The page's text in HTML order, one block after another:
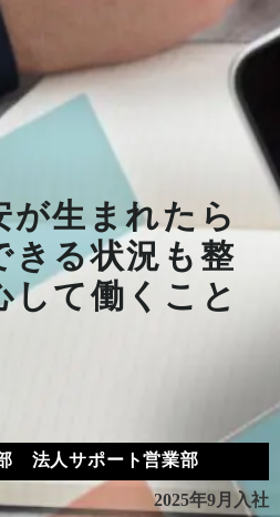
が生まれたら
きる状況も整
して働くこと
法人サポート営業部
2025年9月入社